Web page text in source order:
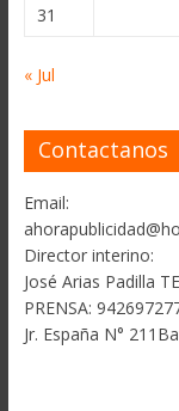
31
« Jul
Contactanos
Email:
Director interino:
José Arias Padilla
PRENSA:
Jr. España N°